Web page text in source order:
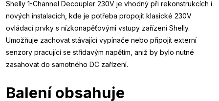
Shelly 1-Channel Decoupler 230V je vhodný při rekonstrukcích i
nových instalacích, kde je potřeba propojit klasické 230V
ovládací prvky s nízkonapěťovými vstupy zařízení Shelly.
Umožňuje zachovat stávající vypínače nebo připojit externí
senzory pracující se střídavým napětím, aniž by bylo nutné
zasahovat do samotného DC zařízení.
Balení obsahuje